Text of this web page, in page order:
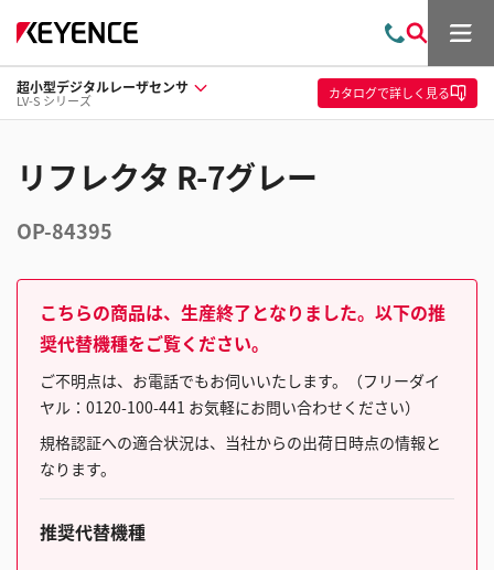
問
い
合
わ
索
メ
ュ
ー
超小型デジタルレーザセンサ
LV-S シリーズ カタログで詳しく見る
リフレクタ R-7グレー
OP-84395
こちらの商品は、生産終了となりました。以下の推
奨代替機種をご覧ください。
ご不明点は、お電話でもお伺いいたします。（フリーダイ
ヤル：0120-100-441 お気軽にお問い合わせください）
規格認証への適合状況は、当社からの出荷日時点の情報と
なります。
推奨代替機種